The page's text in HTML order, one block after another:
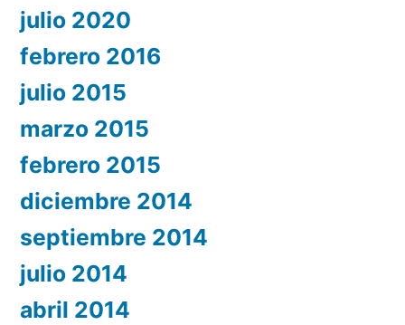
julio 2020
febrero 2016
julio 2015
marzo 2015
febrero 2015
diciembre 2014
septiembre 2014
julio 2014
abril 2014